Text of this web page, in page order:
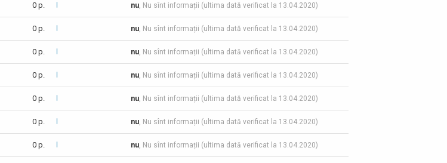
0 p. nu, Nu sînt informații (ultima dată verificat la 13.04.2020)
0 p. nu, Nu sînt informații (ultima dată verificat la 13.04.2020)
0 p. nu, Nu sînt informații (ultima dată verificat la 13.04.2020)
0 p. nu, Nu sînt informații (ultima dată verificat la 13.04.2020)
0 p. nu, Nu sînt informații (ultima dată verificat la 13.04.2020)
0 p. nu, Nu sînt informații (ultima dată verificat la 13.04.2020)
0 p. nu, Nu sînt informații (ultima dată verificat la 13.04.2020)